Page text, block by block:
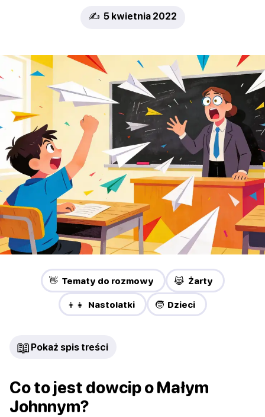
✍️ 5 kwietnia 2022
👋 Tematy do rozmowy 😹 Żarty
👦👧 Nastolatki 🧒 Dzieci
📖 Pokaż spis treści
Co to jest dowcip o Małym
Johnnym?